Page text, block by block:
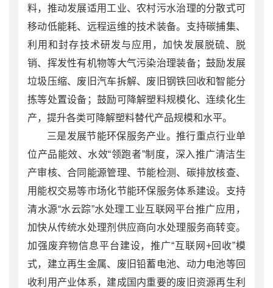
料，推动发展适用工业、农村污水治理的分散式可
移动低能耗、远程运维的技术装备。支持碳捕集、
利用和封存技术研发与应用，加快发展脱硫、脱
销、挥发性有机物等大气污染治理装备；鼓励发展
垃圾压缩、废旧汽车拆解、废旧钢铁回收和智能分
拣等处置设备；鼓励可降解塑料规模化、连续化生
产，提升各类可降解塑料替代产品规模和水平。
三是发展节能环保服务产业。推行重点行业单
位产品能效、水效“领跑者”制度，深入推广清洁生
产审核、合同能源管理、节能检测、碳排放核查、
用能权交易等市场化节能环保服务体系建设。支持
清水源“水云踪”水处理工业互联网平台推广应用，
加快从传统水处理剂供应商向水处理服务商转变。
加强废弃物信息平台建设，推广“互联网+回收”模
式，建立再生金属、废旧铅蓄电池、动力电池等回
收利用产业体系，建成国内重要的废旧资源再生利